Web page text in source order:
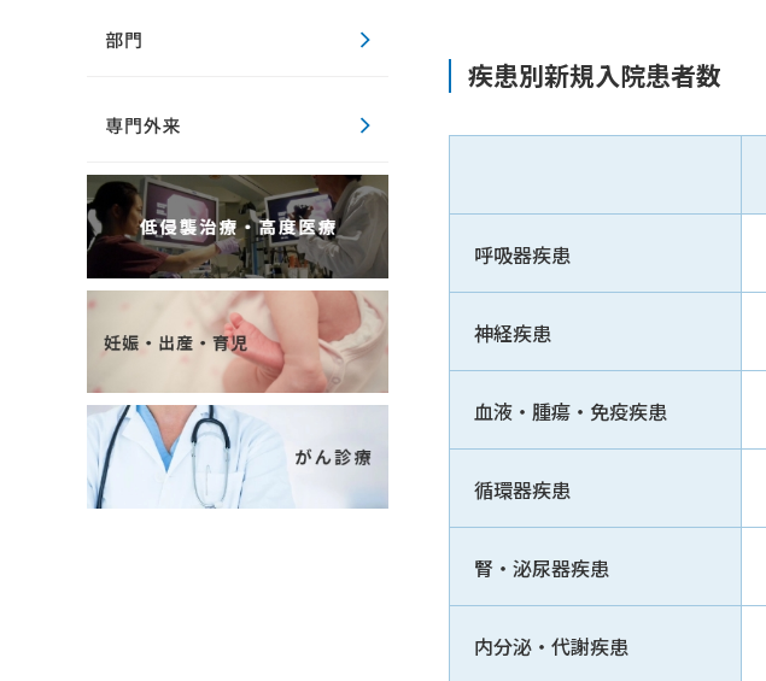
疾患別新規入院患者数
呼吸器疾患
神経疾患
血液・腫瘍・免疫疾患
循環器疾患
腎・泌尿器疾患
内分泌・代謝疾患